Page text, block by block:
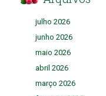
julho 2026
junho 2026
maio 2026
abril 2026
março 2026